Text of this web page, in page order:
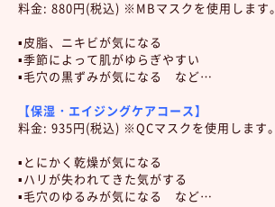
料金: 880円(税込) ※MBマスクを使用します。
▪️皮脂、ニキビが気になる
▪️季節によって肌がゆらぎやすい
▪️毛穴の黒ずみが気になる など…
【保湿・エイジングケアコース】
料金: 935円(税込) ※QCマスクを使用します。
▪️とにかく乾燥が気になる
▪️ハリが失われてきた気がする
▪️毛穴のゆるみが気になる など…